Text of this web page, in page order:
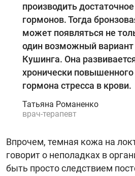
производить
гормонов. Тогда
может появляться не
один возможный
Кушинга. Она
хронически повышенного
гормона стресса в крови.
Татьяна Романенко
врач-терапевт
Впрочем, темная кожа на
говорит о неполадках в
быть просто следствием